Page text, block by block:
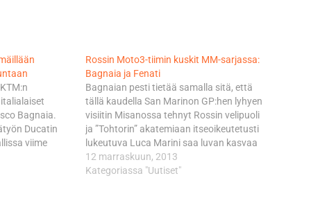
Bagnaia.
Ducatin
viime
Guareschi.
viikon
Rossin Moto3-tiimin kuskit MM-sarjassa:
Bagnaia ja Fenati
Bagnaian pesti tietää samalla sitä, että
tällä kaudella San Marinon GP:hen lyhyen
visiitin Misanossa tehnyt Rossin velipuoli
ja ”Tohtorin” akatemiaan itseoikeutetusti
lukeutuva Luca Marini saa luvan kasvaa
vielä korkoa Italian ja Espanjan sarjoissa.
Rossi tekee Espanjan CEV-sarjassa
12 marraskuun, 2013
Kategoriassa "Uutiset"